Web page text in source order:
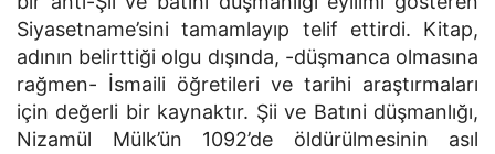
Siyasetname’sini tamamlayıp telif ettirdi. Kitap,
adının belirttiği olgu dışında, -düşmanca olmasına
rağmen- İsmaili öğretileri ve tarihi araştırmaları
için değerli bir kaynaktır. Şii ve Batıni düşmanlığı,
Nizamül Mülk’ün 1092’de öldürülmesinin asıl